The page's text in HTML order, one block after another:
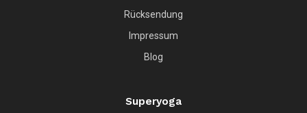
Rücksendung
Impressum
Blog
Superyoga